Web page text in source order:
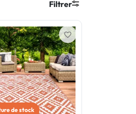
Filtrer
de stock
favorite_border